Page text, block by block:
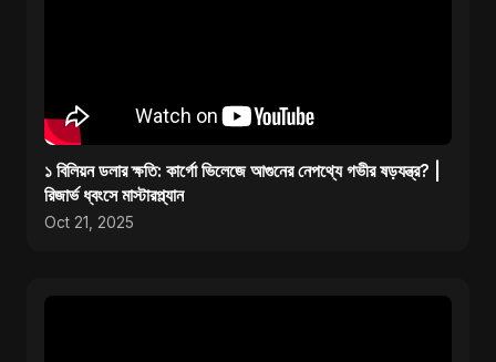
১ বিলিয়ন ডলার ক্ষতি: কার্গো ভিলেজে আগুনের নেপথ্যে গভীর ষড়যন্ত্র? |
রিজার্ভ ধ্বংসে মাস্টারপ্ল্যান
Oct 21, 2025